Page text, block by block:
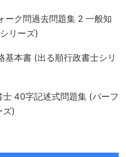
ーク問過去問題集 2 一般知
リーズ)
基本書 (出る順行政書士シリ
40字記述式問題集 (パーフ
ズ)